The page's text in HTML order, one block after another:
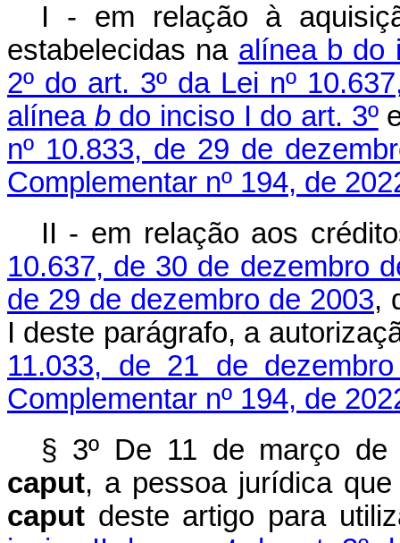
I - em relação à
estabelecidas na alínea b do
2º do art. 3º da Lei nº
alínea bdo inciso I do art. 3º
nº 10.833, de 29 de
Complementar nº 194, de
II - em relação aos
10.637, de 30 de dezembro
de 29 de dezembro de 2003,
I deste parágrafo, a
11.033, de 21 de
Complementar nº 194, de
§ 3º De 11 de março
caput, a pessoa jurídica
caput deste artigo para